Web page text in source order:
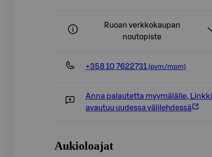
Ruoan verkkokaupan
noutopiste
+358 10 7622731 (pvm/mpm)
Anna palautetta myymälälle, Linkki
avautuu uudessa välilehdessä
Aukioloajat